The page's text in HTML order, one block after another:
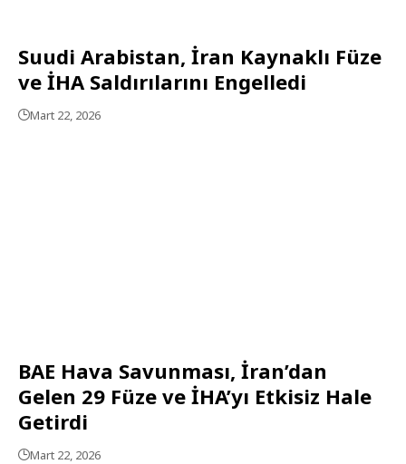
Suudi Arabistan, İran Kaynaklı Füze
ve İHA Saldırılarını Engelledi
Mart 22, 2026
BAE Hava Savunması, İran’dan
Gelen 29 Füze ve İHA’yı Etkisiz Hale
Getirdi
Mart 22, 2026